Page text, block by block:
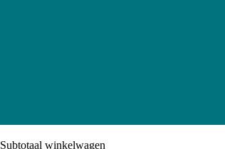
Subtotaal winkelwagen